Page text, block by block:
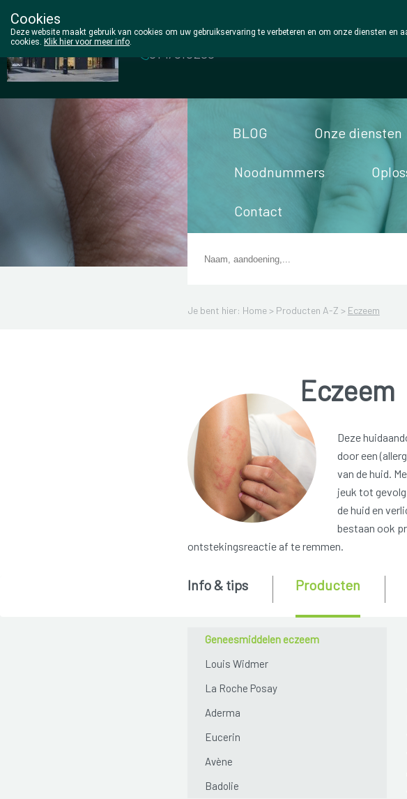
Wezel Pharma
014/810298
BLOG Onze diensten
Noodnummers
Contact
Je bent hier: Home > Producten A-Z > Eczeem
Eczeem
Deze
door een
van de huid.
jeuk tot
de huid en
bestaan ook
ontstekingsreactie af te remmen.
Geneesmiddelen eczeem
Louis Widmer
La Roche Posay
Aderma
Eucerin
Avène
Badolie
Info & tips Producten
Cookies
Deze website maakt gebruik van cookies om uw gebruikservaring te verbeteren en om onze diensten
cookies. Klik hier voor meer info.